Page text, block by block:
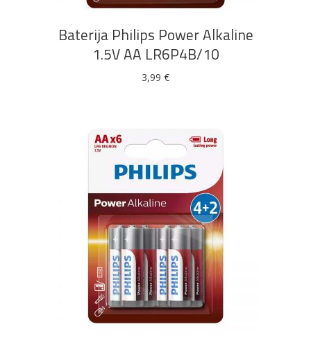
Baterija Philips Power Alkaline
1.5V AA LR6P4B/10
3,99 €
DODAJ U KOŠARICU